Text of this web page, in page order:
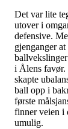
Det var lite
utover i
defensive.
gjenganger
i Ålens favør.
skapte
ball opp i
første
finner veien i
umulig.